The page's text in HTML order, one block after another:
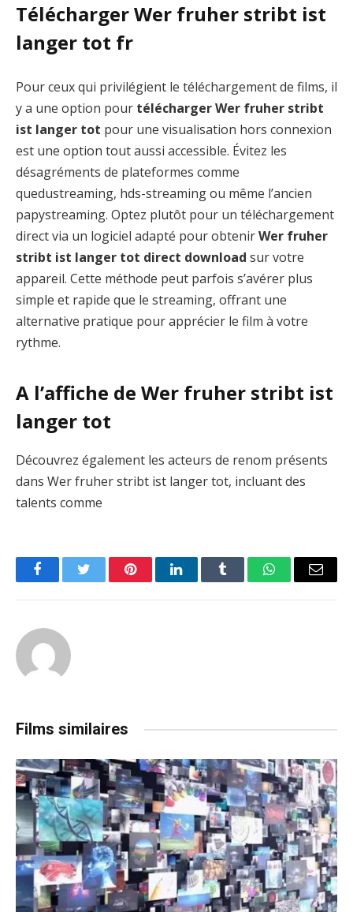
Télécharger Wer fruher stribt ist
langer tot fr
Pour ceux qui privilégient le téléchargement de films, il
y a une option pour télécharger Wer fruher stribt
ist langer tot pour une visualisation hors connexion
est une option tout aussi accessible. Évitez les
désagréments de plateformes comme
quedustreaming, hds-streaming ou même l’ancien
papystreaming. Optez plutôt pour un téléchargement
direct via un logiciel adapté pour obtenirWer fruher
stribt ist langer tot direct download sur votre
appareil. Cette méthode peut parfois s’avérer plus
simple et rapide que le streaming, offrant une
alternative pratique pour apprécier le film à votre
rythme.
A l’affiche de Wer fruher stribt ist
langer tot
Découvrez également les acteurs de renom présents
dans Wer fruher stribt ist langer tot, incluant des
talents comme
FacebookTwitter PinterestLinkedInTumblr WhatsAppEmail
Films similaires